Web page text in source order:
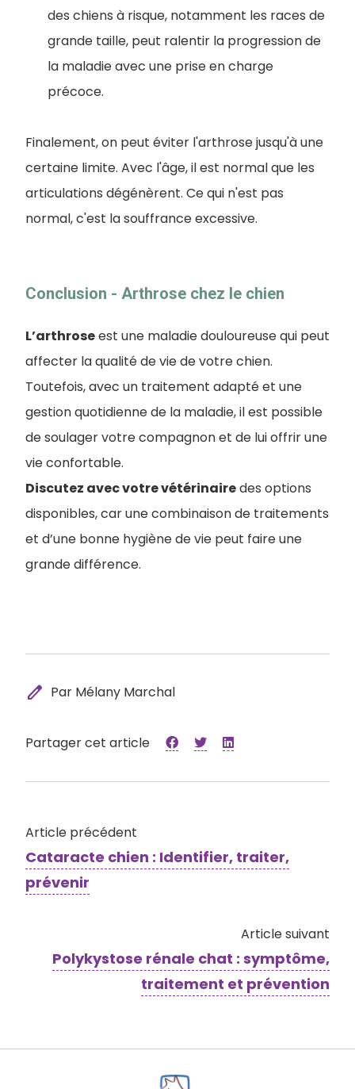
des chiens à risque, notamment les races de
grande taille, peut ralentir la progression de
la maladie avec une prise en charge
précoce.
Finalement, on peut éviter l'arthrose jusqu'à une
certaine limite. Avec l'âge, il est normal que les
articulations dégénèrent. Ce qui n'est pas
normal, c'est la souffrance excessive.
Conclusion - Arthrose chez le chien
L’arthroseest une maladie douloureuse qui peut
affecter la qualité de vie de votre chien.
Toutefois, avec un traitement adapté et une
gestion quotidienne de la maladie, il est possible
de soulager votre compagnon et de lui offrir une
vie confortable.
Discutez avec votre vétérinairedes options
disponibles, car une combinaison de traitements
et d’une bonne hygiène de vie peut faire une
grande différence.
edit Par Mélany Marchal
Partager cet article
Article précédent
Cataracte chien : Identifier, traiter,
prévenir
Article suivant
Polykystose rénale chat : symptôme,
traitement et prévention